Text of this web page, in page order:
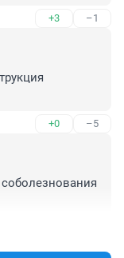
+3 –1
+0 –5
соболезнования